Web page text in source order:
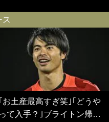
CEOの世界戦略】(1)
ス
｢お土産最高すぎ笑｣｢どうや
って入手？｣ブライトン帰還